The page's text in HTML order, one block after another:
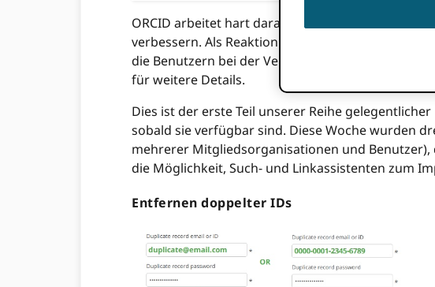
ORCID arbeitet hart daran, auf Community-
verbessern. Als Reaktion auf Ihr Feedback zu
die Benutzern bei der Verwaltung ihrer Dateien
für weitere Details.
Dies ist der erste Teil unserer Reihe
sobald sie verfügbar sind. Diese Woche wurden
mehrerer Mitgliedsorganisationen und Benutzer),
die Möglichkeit, Such- und Linkassistenten zum
Entfernen doppelter IDs